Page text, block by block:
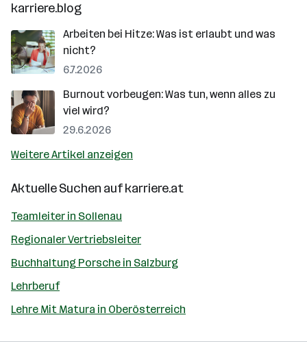
karriere.blog
Arbeiten bei Hitze: Was ist erlaubt und was
nicht?
6.7.2026
Burnout vorbeugen: Was tun, wenn alles zu
viel wird?
29.6.2026
Weitere Artikel anzeigen
Aktuelle Suchen aufkarriere.at
Teamleiter in Sollenau
Regionaler Vertriebsleiter
Buchhaltung Porsche in Salzburg
Lehrberuf
Lehre Mit Matura in Oberösterreich